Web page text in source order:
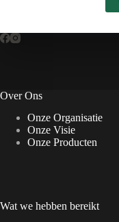
Over Ons
Onze Organisatie
Onze Visie
Onze Producten
Wat we hebben bereikt